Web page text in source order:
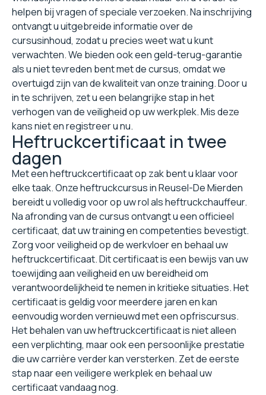
helpen bij vragen of speciale verzoeken. Na inschrijving
ontvangt u uitgebreide informatie over de
cursusinhoud, zodat u precies weet wat u kunt
verwachten. We bieden ook een geld-terug-garantie
als u niet tevreden bent met de cursus, omdat we
overtuigd zijn van de kwaliteit van onze training. Door u
in te schrijven, zet u een belangrijke stap in het
verhogen van de veiligheid op uw werkplek. Mis deze
kans niet en registreer u nu.
Heftruckcertificaat in twee
dagen
Met een heftruckcertificaat op zak bent u klaar voor
elke taak. Onze heftruckcursus in Reusel-De Mierden
bereidt u volledig voor op uw rol als heftruckchauffeur.
Na afronding van de cursus ontvangt u een officieel
certificaat, dat uw training en competenties bevestigt.
Zorg voor veiligheid op de werkvloer en behaal uw
heftruckcertificaat. Dit certificaat is een bewijs van uw
toewijding aan veiligheid en uw bereidheid om
verantwoordelijkheid te nemen in kritieke situaties. Het
certificaat is geldig voor meerdere jaren en kan
eenvoudig worden vernieuwd met een opfriscursus.
Het behalen van uw heftruckcertificaat is niet alleen
een verplichting, maar ook een persoonlijke prestatie
die uw carrière verder kan versterken. Zet de eerste
stap naar een veiligere werkplek en behaal uw
certificaat vandaag nog.